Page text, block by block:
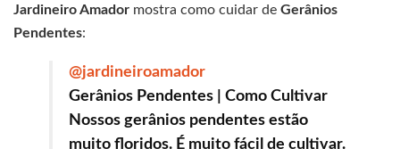
Jardineiro Amador mostra como cuidar de Gerânios
Pendentes:
@jardineiroamador
Gerânios Pendentes | Como Cultivar
Nossos gerânios pendentes estão
muito floridos. É muito fácil de cultivar.